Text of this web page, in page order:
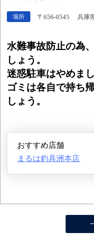
場所 〒656-0545 兵庫
水難事故防止の為
しょう。
迷惑駐車はやめまし
ゴミは各自で持ち
しょう。
おすすめ店舗
まるは釣具洲本店